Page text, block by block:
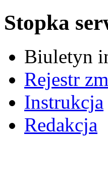
Stopka
Biuletyn
Rejestr
Instrukcja
Redakcja